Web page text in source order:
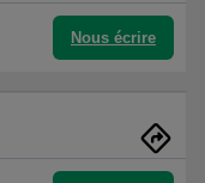
Nous écrire